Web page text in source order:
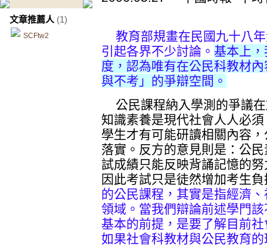
文章推薦人 (1)
SCFtw2
教育部規畫在民國九十八
引起各界不少討論。 基本上
度，認為唯有在公民科教材
與不考」的爭辯空間。
公民課程納入學測的爭議
知識素養是現代社會人人必
學生才有可能研讀相關內容
落實。反方的意見則是：公
試成績只能反映背誦記憶的
因此考試只是徒然增加考生
的公民課程，其實是指經濟
領域。當我們辯論前述學門
基本的前提，是要了解目前
如果社會科教材與公民教育